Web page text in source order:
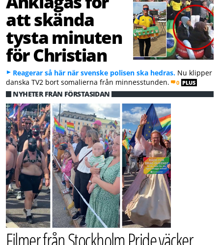
att skända
tysta minuten
för Christian
Reagerar så här när svenske polisen ska hedras. Nu klipper
danska TV2 bort somalierna från minnesstunden.
0 PLUS
NYHETER FRÅN FÖRSTASIDAN
Filmer från Stockholm Pride väcker